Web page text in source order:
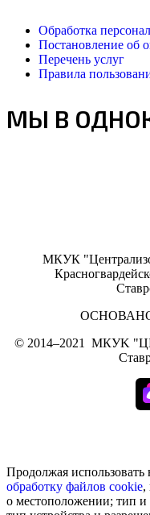
Обработка
Постановление об
Перечень услуг
Правила
МЫ В
МКУК
ОСНОВАНО
© 2014–2021
МКУK
Продолжая использовать
обработку файлов cookie,
о местоположении; тип и